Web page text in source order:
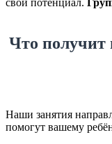
Что получит
Наши занятия
помогут вашему